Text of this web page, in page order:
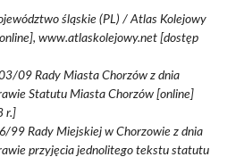
śląskie (PL) / Atlas Kolejowy
www.atlaskolejowy.net [dostęp
09 Rady Miasta Chorzów z dnia
Statutu Miasta Chorzów [online]
r.]
99 Rady Miejskiej w Chorzowie z dnia
przyjęcia jednolitego tekstu statutu